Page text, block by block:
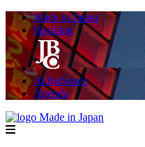
Made in Japan
Hashitag
AkibaSpace
Agenda
menu